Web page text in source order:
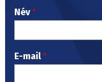
Név
E-mail